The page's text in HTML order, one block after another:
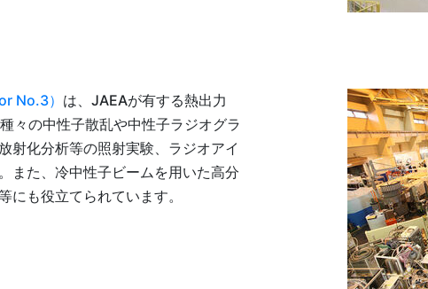
No.3） は、JAEAが有する熱出力
々の中性子散乱や中性子ラジオグラ
射化分析等の照射実験、ラジオアイ
また、冷中性子ビームを用いた高分
にも役立てられています。